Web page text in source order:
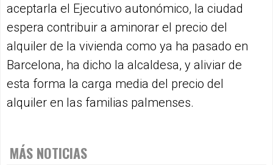
aceptarla el Ejecutivo autonómico, la ciudad
espera contribuir a aminorar el precio del
alquiler de la vivienda como ya ha pasado en
Barcelona, ha dicho la alcaldesa, y aliviar de
esta forma la carga media del precio del
alquiler en las familias palmenses.
MÁS NOTICIAS